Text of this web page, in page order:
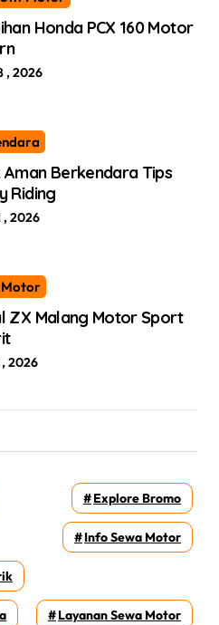
Honda PCX 160 Motor
, 2026
Berkendara Tips
Riding
, 2026
Motor
ZX Malang Motor Sport
2026
Explore Bromo
Info Sewa Motor
Layanan Sewa Motor